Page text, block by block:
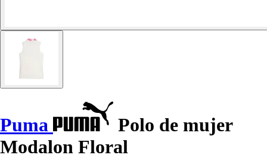
Puma
Polo de mujer
Modalon Floral